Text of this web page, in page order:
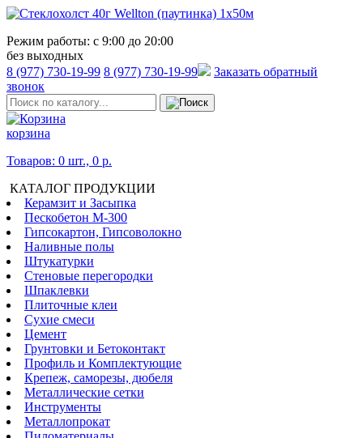
Режим работы: с 9:00 до 20:00
без выходных
8 (977) 730-19-99 8 (977) 730-19-99
Заказать обратный
звонок
корзина
Товаров: 0 шт., 0 р.
КАТАЛОГ ПРОДУКЦИИ
Керамзит и Засыпка
Пескобетон М-300
Гипсокартон, Гипсоволокно
Наливные полы
Штукатурки
Стеновые перегородки
Шпаклевки
Плиточные клеи
Сухие смеси
Цемент
Грунтовки и Бетоконтакт
Профиль и Комплектующие
Крепеж, саморезы, дюбеля
Металлические сетки
Инструменты
Металлопрокат